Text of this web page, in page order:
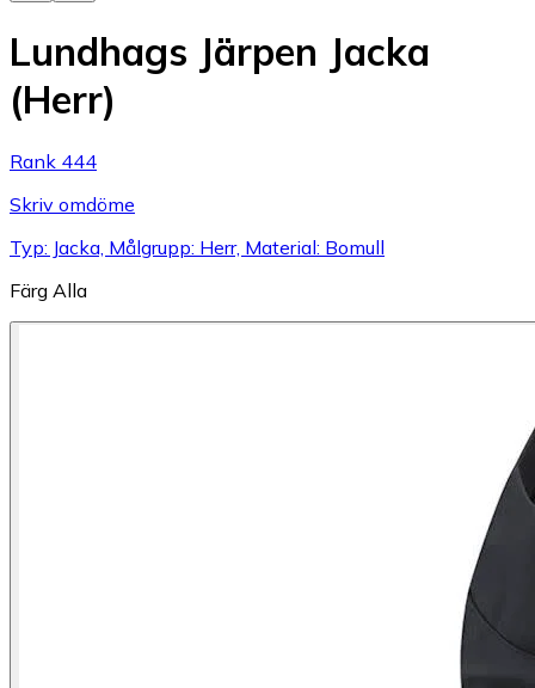
Lundhags Järpen Jacka
(Herr)
Rank 444
Skriv omdöme
Typ: Jacka, Målgrupp: Herr, Material: Bomull
Färg Alla